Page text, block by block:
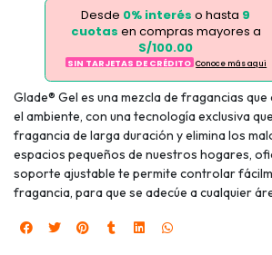
Desde 0% interés o hasta 9
cuotas en compras mayores a
S/100.00
SIN TARJETAS DE CRÉDITO Conoce más aqui
Glade® Gel es una mezcla de fragancias
el ambiente, con una tecnología exclusiva
fragancia de larga duración y elimina los
espacios pequeños de nuestros hogares,
soporte ajustable te permite controlar
fragancia, para que se adecúe a cualquier